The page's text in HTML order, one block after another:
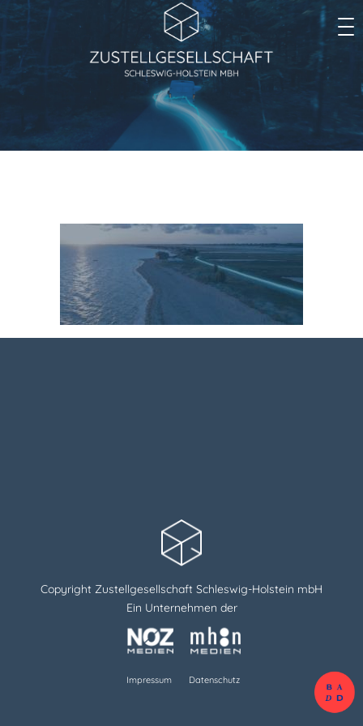
Copyright Zustellgesellschaft Schleswig-Holstein mbH
Ein Unternehmen der
Impressum Datenschutz